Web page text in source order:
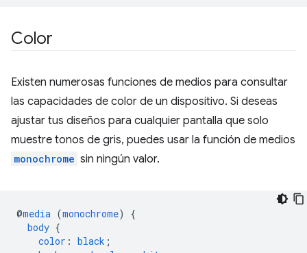
Color
Existen numerosas funciones de medios para consultar
las capacidades de color de un dispositivo. Si deseas
ajustar tus diseños para cualquier pantalla que solo
muestre tonos de gris, puedes usar la función de medios
monochrome sin ningún valor.
@media (monochrome)
{
body {
color : black ;